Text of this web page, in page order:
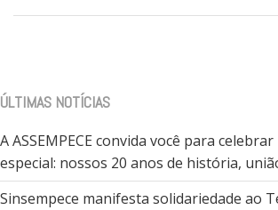
ÚLTIMAS NOTÍCIAS
A ASSEMPECE convida você para
especial: nossos 20 anos de história,
Sinsempece manifesta solidariedade ao